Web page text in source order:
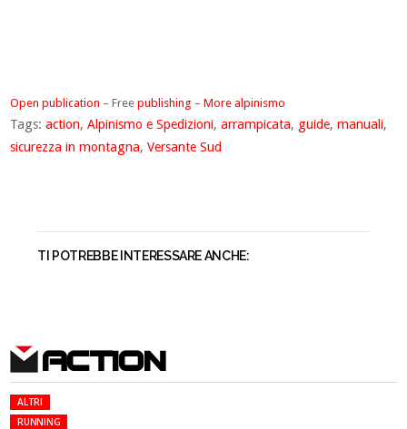
Open publication – Freepublishing –More alpinismo
Tags:action,Alpinismo e Spedizioni,arrampicata, guide,manuali,
sicurezza in montagna,Versante Sud
TI POTREBBE INTERESSARE ANCHE:
ACTION
ALTRI
RUNNING